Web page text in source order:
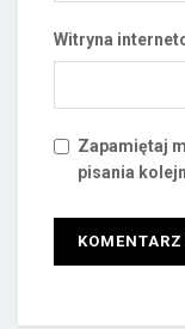
Witryna
Zapamiętaj
pisania